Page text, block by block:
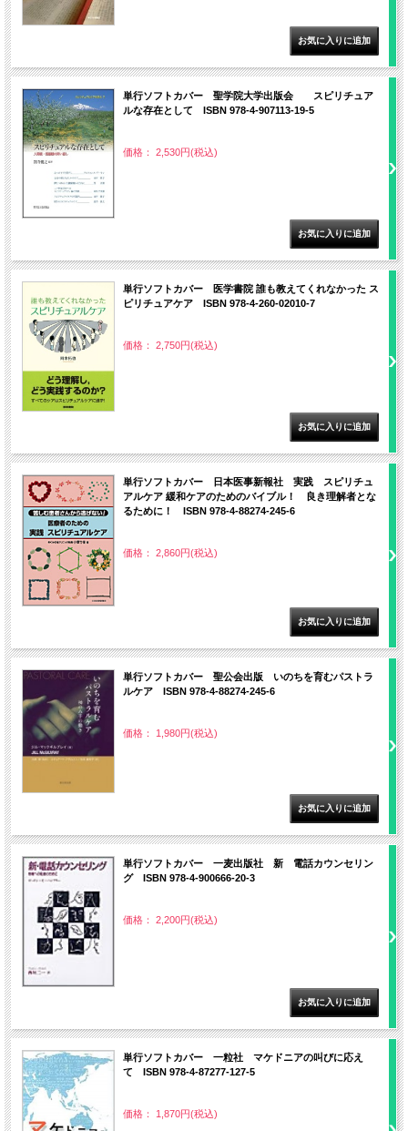
単行ソフトカバー 聖学院大学出版会 スピリチュア
ルな存在として ISBN 978-4-907113-19-5
価格： 2,530円(税込)
単行ソフトカバー 医学書院 誰も教えてくれなかった ス
ピリチュアケア ISBN 978-4-260-02010-7
価格： 2,750円(税込)
単行ソフトカバー 日本医事新報社 実践 スピリチュ
アルケア 緩和ケアのためのバイブル！ 良き理解者とな
るために！ ISBN 978-4-88274-245-6
価格： 2,860円(税込)
単行ソフトカバー 聖公会出版 いのちを育むパストラ
ルケア ISBN 978-4-88274-245-6
価格： 1,980円(税込)
単行ソフトカバー 一麦出版社 新 電話カウンセリン
グ ISBN 978-4-900666-20-3
価格： 2,200円(税込)
単行ソフトカバー 一粒社 マケドニアの叫びに応え
て ISBN 978-4-87277-127-5
価格： 1,870円(税込)